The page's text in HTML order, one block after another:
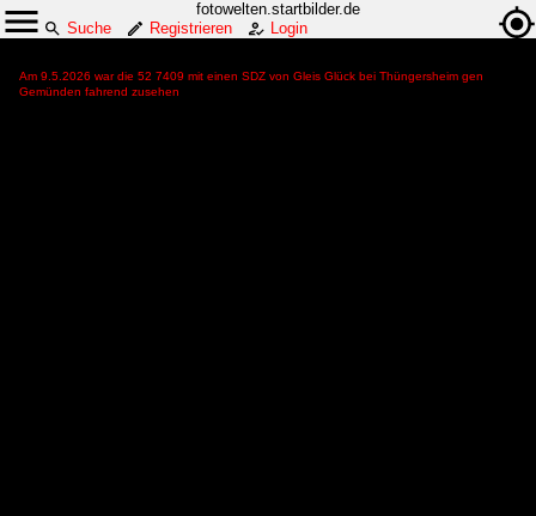
fotowelten.startbilder.de
Suche
Registrieren Login
Am 9.5.2026 war die 52 7409 mit einen SDZ von Gleis Glück bei Thüngersheim gen
Gemünden fahrend zusehen